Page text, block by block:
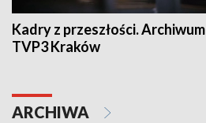
Kadry z przeszłości. Archiwum
TVP3 Kraków
ARCHIWA